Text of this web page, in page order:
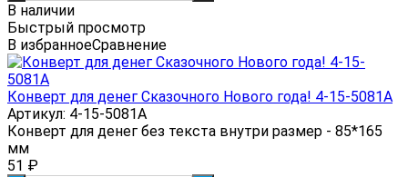
В наличии
Быстрый просмотр
В избранноеСравнение
Конверт для денег Сказочного Нового года! 4-15-5081А
Артикул: 4-15-5081А
Конверт для денег без текста внутри размер - 85*165
мм
51 ₽